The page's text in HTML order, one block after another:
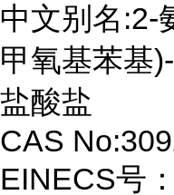
中文别名:2-
甲氧基苯基
盐酸盐
CAS
EINECS号